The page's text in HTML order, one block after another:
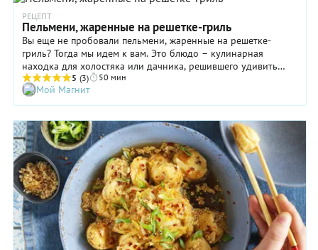
РЕЦЕПТ
Пельмени, жаренные на решетке-гриль
Вы еще не пробовали пельмени, жаренные на решетке-
гриль? Тогда мы идем к вам. Это блюдо – кулинарная
находка для холостяка или дачника, решившего удивить
своих гостей. Или для искусной хозяйки, которой надо
быстро организовать вкусный обед почти «из ничего».
Другими словами – оно для всех и точка. А самое главное в
но почти гурманский и точно оригинальный и забористый –
с зеленым лучком, соленым огурчиком, чесноком и
петрушкой. С соусом можно экспериментировать: замените
йогурт на мацони или сметану, огурцы – на свежий перец
или другие маринованные овощи, по желанию миксуйте
зелень и приправы.
5 (3) 50 мин
Мой Магнит